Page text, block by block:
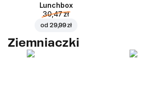
Lunchbox
30,47 zł
od 29,99 zł
Ziemniaczki